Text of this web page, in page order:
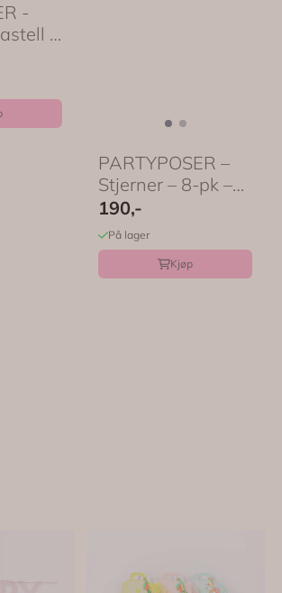
-
-
PARTYPOSER –
Stjerner – 8-pk –
Meri Meri
190,-
På lager
Kjøp